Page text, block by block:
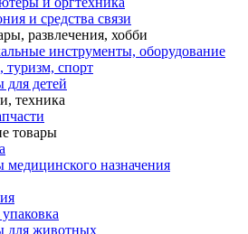
и средства связи
развлечения, хобби
инструменты, оборудование
туризм, спорт
для детей
техника
товары
медицинского назначения
для животных